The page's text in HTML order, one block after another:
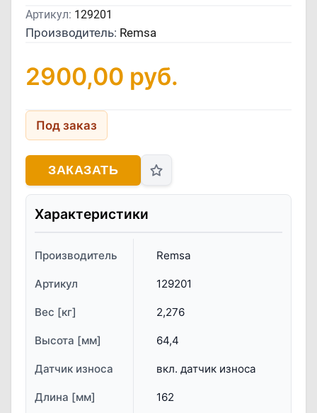
Артикул: 129201
Производитель: Remsa
2900,00 руб.
Под заказ
ЗАКАЗАТЬ
Характеристики
Производитель Remsa
Артикул 129201
Вес [кг] 2,276
Высота [мм] 64,4
Датчик износа вкл. датчик износа
Длина [мм] 162